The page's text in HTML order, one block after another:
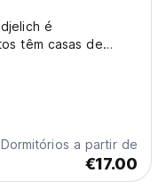
é
têm casas de
de
têm casa de
Dormitórios a partir de
€17.00